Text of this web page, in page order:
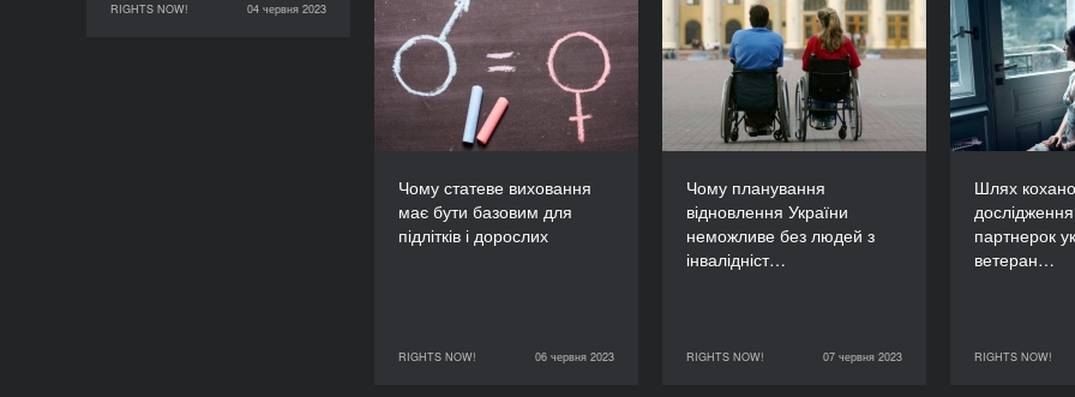
RIGHTS NOW! 04 червня 2023
RIGHTS NOW!
04 червня 2023
Чому статеве виховання
має бути базовим для
підлітків і дорослих
RIGHTS NOW! 06 червня 2023
Чому статеве виховання
має бути базовим для
підлітків і дорослих
ТРИВАЛІСТЬ
60’
RIGHTS NOW!
06 червня 2023
Чому планування
відновлення України
неможливе без людей з
інвалідніст…
RIGHTS NOW! 07 червня 2023
Чому планування
відновлення України
неможливе без людей з
інвалідністю
ТРИВАЛІСТЬ
60’
RIGHTS NOW!
07 червня 2023
Шлях
партнерок
ветеран…
RIGHTS NOW!
Шлях
06 червня 2023